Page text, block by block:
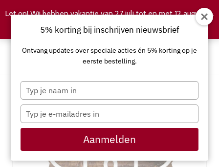
5% korting bij inschrijven nieuwsbrief
Ontvang updates over speciale acties én 5% korting op je
eerste bestelling.
Typ
je
naam
Typ
je
e-
in
Aanmelden
Let op! Wij hebben vakantie van 27 juli tot en met 12 augustus.
Negeren